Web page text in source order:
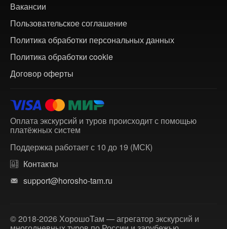
Вакансии
Пользовательское соглашение
Политика обработки персональных данных
Политика обработки cookie
Договор оферты
Оплата экскурсий и туров происходит с помощью
платёжных систем
Поддержка работает с 10 до 19 (МСК)
Контакты
support@horosho-tam.ru
© 2018-2026 ХорошоТам — агрегатор экскурсий и